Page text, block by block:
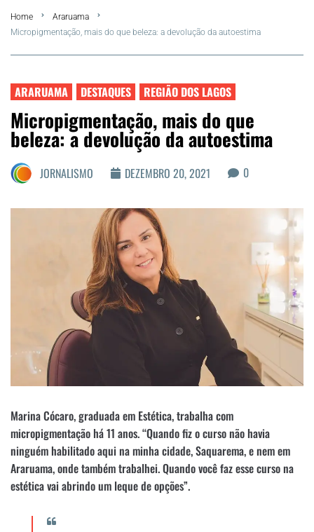
Summer
Região dos Lagos
Agenda Cultural
Colunistas
Home
Araruama
Micropigmentação, mais do que beleza: a devolução da autoestima
ARARUAMA DESTAQUES REGIÃO DOS LAGOS
Micropigmentação, mais do que
beleza: a devolução da autoestima
JORNALISMO DEZEMBRO 20, 2021 0
Marina Cócaro, graduada em Estética, trabalha com
micropigmentação há 11 anos. “Quando fiz o curso não havia
ninguém habilitado aqui na minha cidade, Saquarema, e nem em
Araruama, onde também trabalhei. Quando você faz esse curso na
estética vai abrindo um leque de opções”.